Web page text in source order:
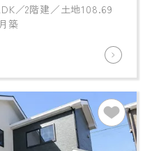
／2階建／土地108.69
築